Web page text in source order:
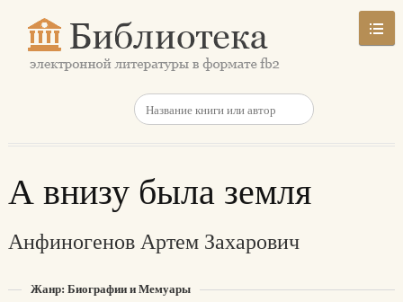
А внизу была земля
Анфиногенов Артем Захарович
Жанр: Биографии и Мемуары